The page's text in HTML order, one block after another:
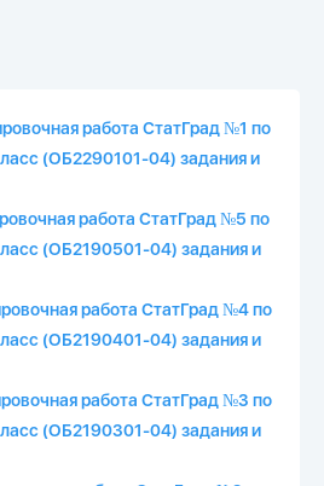
работа СтатГрад №1 по
(ОБ2290101-04) задания и
работа СтатГрад №5 по
(ОБ2190501-04) задания и
работа СтатГрад №4 по
(ОБ2190401-04) задания и
работа СтатГрад №3 по
(ОБ2190301-04) задания и